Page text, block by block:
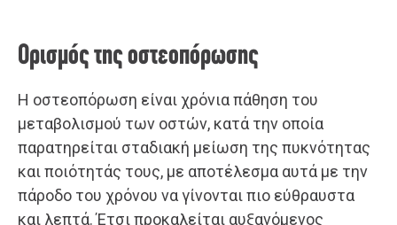
Ορισμός της οστεοπόρωσης
Η οστεοπόρωση είναι χρόνια πάθηση του
μεταβολισμού των οστών, κατά την οποία
παρατηρείται σταδιακή μείωση της πυκνότητας
και ποιότητάς τους, με αποτέλεσμα αυτά με την
πάροδο του χρόνου να γίνονται πιο εύθραυστα
και λεπτά. Έτσι προκαλείται αυξανόμενος